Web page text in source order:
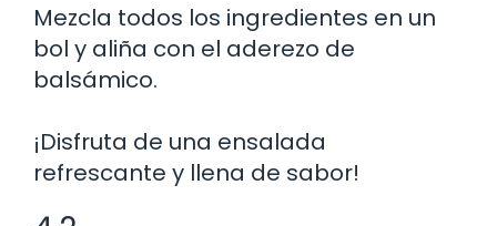
Mezcla todos los ingredientes en un
bol y aliña con el aderezo de
balsámico.
¡Disfruta de una ensalada
refrescante y llena de sabor!